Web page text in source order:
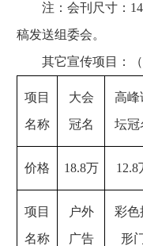
注：会刊尺寸：
稿发送组委会。
其它宣传项目：（
项目
名称
大会
冠名
高峰
坛冠
价格 18.8万 12.8
项目
名称
户外
广告
彩色
形